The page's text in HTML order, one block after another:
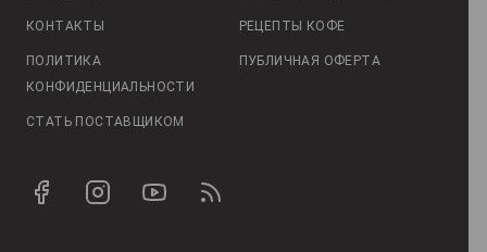
КОНТАКТЫ РЕЦЕПТЫ КОФЕ
ПОЛИТИКА
КОНФИДЕНЦИАЛЬНОСТИ
ПУБЛИЧНАЯ ОФЕРТА
СТАТЬ ПОСТАВЩИКОМ